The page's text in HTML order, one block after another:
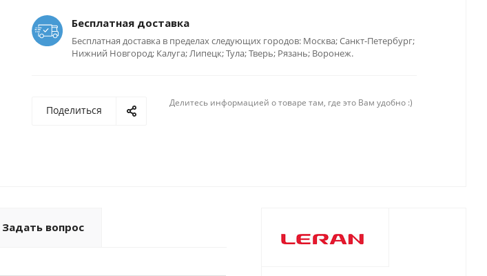
Бесплатная доставка
Бесплатная доставка в пределах следующих городов: Москва; Санкт-Петербург;
Нижний Новгород; Калуга; Липецк; Тула; Тверь; Рязань; Воронеж.
Поделиться
Делитесь информацией о товаре там, где это Вам удобно :)
Задать вопрос